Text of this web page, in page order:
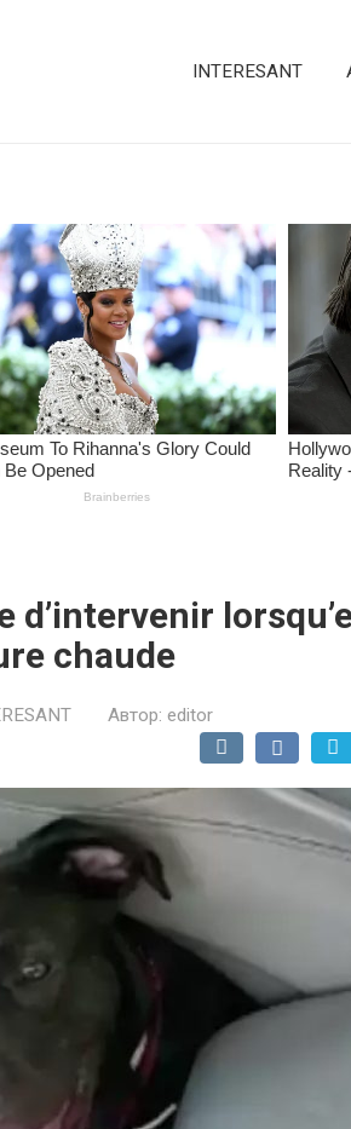
INTERESANT
d’intervenir
chaude
Автор: editor